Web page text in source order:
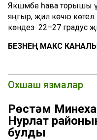
Якшәмбе һава торышы
яңгыр, җил көчәю
көндез 22–27 градус
БЕЗНЕҢ МАКС
Охшаш язмалар
Рөстәм
Нурлат
булды